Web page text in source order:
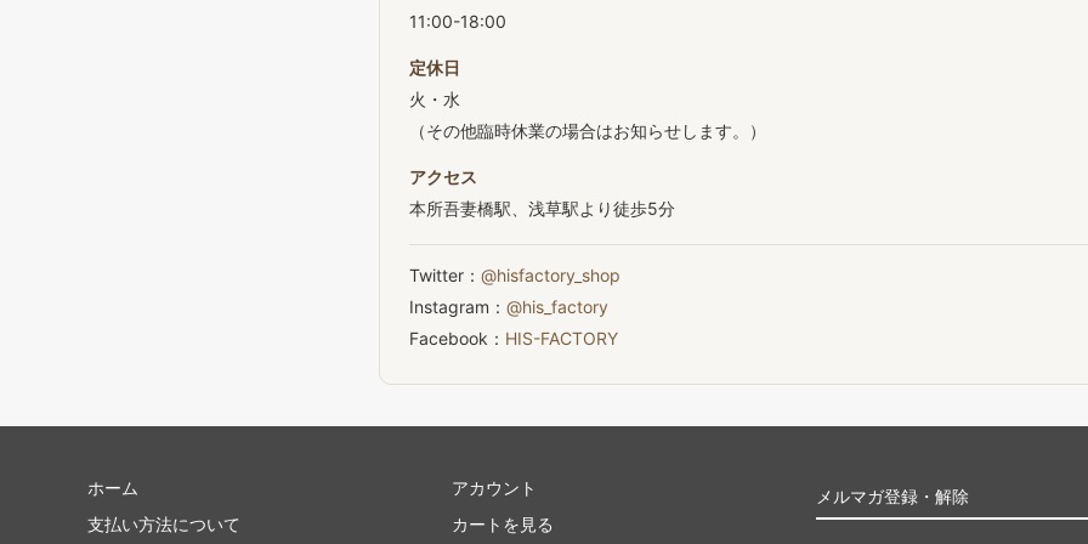
11:00-18:00
定休日
火・水
（その他臨時休業の場合はお知らせします。）
アクセス
本所吾妻橋駅、浅草駅より徒歩5分
Twitter： @hisfactory_shop
Instagram： @his_factory
Facebook： HIS-FACTORY
メルマガ登録・解除
ホーム
支払い方法について
アカウント
カートを見る